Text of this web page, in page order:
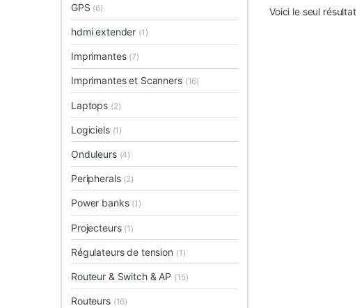
Voici le seul résultat
GPS (6)
hdmi extender (1)
Imprimantes (7)
Imprimantes et Scanners (16)
Laptops (2)
Logiciels (1)
Onduleurs (4)
Peripherals (2)
Power banks (1)
Projecteurs (1)
Régulateurs de tension (1)
Routeur & Switch & AP (15)
Routeurs (16)